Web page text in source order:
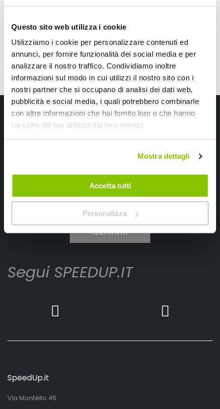
Questo sito web utilizza i cookie
Utilizziamo i cookie per personalizzare contenuti ed
annunci, per fornire funzionalità dei social media e per
analizzare il nostro traffico. Condividiamo inoltre
informazioni sul modo in cui utilizzi il nostro sito con i
nostri partner che si occupano di analisi dei dati web,
pubblicità e social media, i quali potrebbero combinarle
con altre informazioni che hai fornito loro o che hanno
raccolto dal tuo utilizzo dei loro servizi.
Mostra dettagli
Accetta tutti
Personalizza
Iscriviti alla newsletter Speedup
Ho letto e accettato il documento
Iscrivimi
Segui SPEEDUP.IT
SpeedUp.it
Via Montello 46